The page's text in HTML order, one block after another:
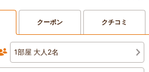
クーポン クチコミ
1部屋 大人2名